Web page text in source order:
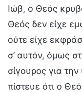
Ιώβ, ο Θεός
Θεός δεν είχε
ούτε είχε
σ’ αυτόν, όμως
σίγουρος για
πίστευε ότι ο